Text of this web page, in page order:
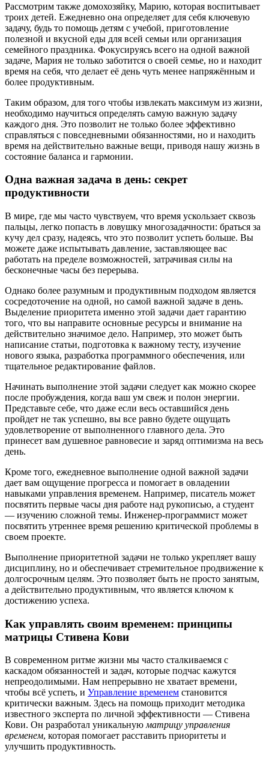
Рассмотрим также домохозяйку, Марию, которая воспитывает
троих детей. Ежедневно она определяет для себя ключевую
задачу, будь то помощь детям с учебой, приготовление
полезной и вкусной еды для всей семьи или организация
семейного праздника. Фокусируясь всего на одной важной
задаче, Мария не только заботится о своей семье, но и находит
время на себя, что делает её день чуть менее напряжённым и
более продуктивным.
Таким образом, для того чтобы извлекать максимум из жизни,
необходимо научиться определять самую важную задачу
каждого дня. Это позволит не только более эффективно
справляться с повседневными обязанностями, но и находить
время на действительно важные вещи, приводя нашу жизнь в
состояние баланса и гармонии.
Одна важная задача в день: секрет
продуктивности
В мире, где мы часто чувствуем, что время ускользает сквозь
пальцы, легко попасть в ловушку многозадачности: браться за
кучу дел сразу, надеясь, что это позволит успеть больше. Вы
можете даже испытывать давление, заставляющее вас
работать на пределе возможностей, затрачивая силы на
бесконечные часы без перерыва.
Однако более разумным и продуктивным подходом является
сосредоточение на одной, но самой важной задаче в день.
Выделение приоритета именно этой задачи дает гарантию
того, что вы направите основные ресурсы и внимание на
действительно значимое дело. Например, это может быть
написание статьи, подготовка к важному тесту, изучение
нового языка, разработка программного обеспечения, или
тщательное редактирование файлов.
Начинать выполнение этой задачи следует как можно скорее
после пробуждения, когда ваш ум свеж и полон энергии.
Представьте себе, что даже если весь оставшийся день
пройдет не так успешно, вы все равно будете ощущать
удовлетворение от выполненного главного дела. Это
принесет вам душевное равновесие и заряд оптимизма на весь
день.
Кроме того, ежедневное выполнение одной важной задачи
дает вам ощущение прогресса и помогает в овладении
навыками управления временем. Например, писатель может
посвятить первые часы дня работе над рукописью, а студент
— изучению сложной темы. Инженер-программист может
посвятить утреннее время решению критической проблемы в
своем проекте.
Выполнение приоритетной задачи не только укрепляет вашу
дисциплину, но и обеспечивает стремительное продвижение к
долгосрочным целям. Это позволяет быть не просто занятым,
а действительно продуктивным, что является ключом к
достижению успеха.
Как управлять своим временем: принципы
матрицы Стивена Кови
В современном ритме жизни мы часто сталкиваемся с
каскадом обязанностей и задач, которые подчас кажутся
непреодолимыми. Нам непрерывно не хватает времени,
чтобы всё успеть, и Управление временем становится
критически важным. Здесь на помощь приходит методика
известного эксперта по личной эффективности — Стивена
Кови. Он разработал уникальнуюматрицу управления
временем, которая помогает расставить приоритеты и
улучшить продуктивность.